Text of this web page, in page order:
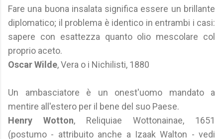
Fare una buona insalata significa essere un brillante
diplomatico; il problema è identico in entrambi i casi:
sapere con esattezza quanto olio mescolare col
proprio aceto.
Oscar Wilde, Vera o i Nichilisti, 1880
Un ambasciatore è un onest'uomo mandato a
mentire all'estero per il bene del suo Paese.
Henry Wotton, Reliquiae Wottonainae, 1651
(postumo - attribuito anche a Izaak Walton - vedi